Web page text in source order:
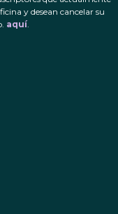
y desean cancelar su
aquí